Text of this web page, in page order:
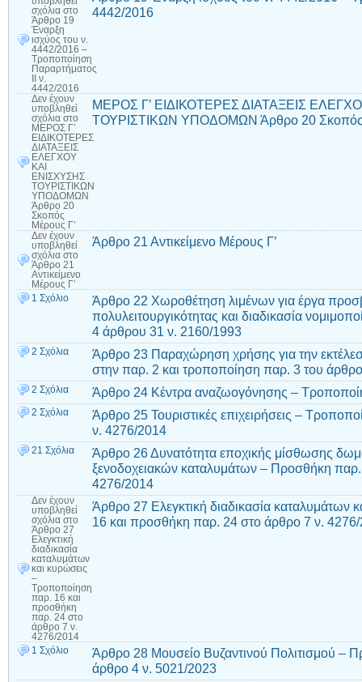
σχόλια στο
Άρθρο 19
Έναρξη
ισχύος του ν.
4442/2016 –
Τροποποίηση
Παραρτήματος
ΙΙ ν.
4442/2016
4442/2016
Δεν έχουν
υποβληθεί
σχόλια στο
ΜΕΡΟΣ Γ’
ΕΙΔΙΚΟΤΕΡΕΣ
ΔΙΑΤΑΞΕΙΣ
ΕΛΕΓΧΟΥ
ΚΑΙ
ΕΝΙΣΧΥΣΗΣ
ΤΟΥΡΙΣΤΙΚΩΝ
ΥΠΟΔΟΜΩΝ
Άρθρο 20
Σκοπός
Μέρους Γ’
ΜΕΡΟΣ Γ’ ΕΙΔΙΚΟΤΕΡΕΣ ΔΙΑΤΑΞΕΙΣ
ΤΟΥΡΙΣΤΙΚΩΝ ΥΠΟΔΟΜΩΝ Άρθρο 20 Σκοπός
Δεν έχουν
υποβληθεί
σχόλια στο
Άρθρο 21
Αντικείμενο
Μέρους Γ’
Άρθρο 21 Αντικείμενο Μέρους Γ’
1 Σχόλιο
Άρθρο 22 Χωροθέτηση λιμένων για έργα
πολυλειτουργικότητας και διαδικασία
4 άρθρου 31 ν. 2160/1993
2 Σχόλια
Άρθρο 23 Παραχώρηση χρήσης για την
στην παρ. 2 και τροποποίηση παρ. 3 του
2 Σχόλια Άρθρο 24 Κέντρα αναζωογόνησης –
2 Σχόλια
Άρθρο 25 Τουριστικές επιχειρήσεις –
ν. 4276/2014
21 Σχόλια
Άρθρο 26 Δυνατότητα εποχικής μίσθωσης
ξενοδοχειακών καταλυμάτων – Προσθήκη
4276/2014
Δεν έχουν
υποβληθεί
σχόλια στο
Άρθρο 27
Ελεγκτική
διαδικασία
καταλυμάτων
και κυρώσεις
–
Τροποποίηση
παρ. 16 και
προσθήκη
παρ. 24 στο
άρθρο 7 ν.
4276/2014
Άρθρο 27 Ελεγκτική διαδικασία
16 και προσθήκη παρ. 24 στο άρθρο 7 ν.
1 Σχόλιο
Άρθρο 28 Μουσείο Βυζαντινού Πολιτισμού –
άρθρο 4 ν. 5021/2023